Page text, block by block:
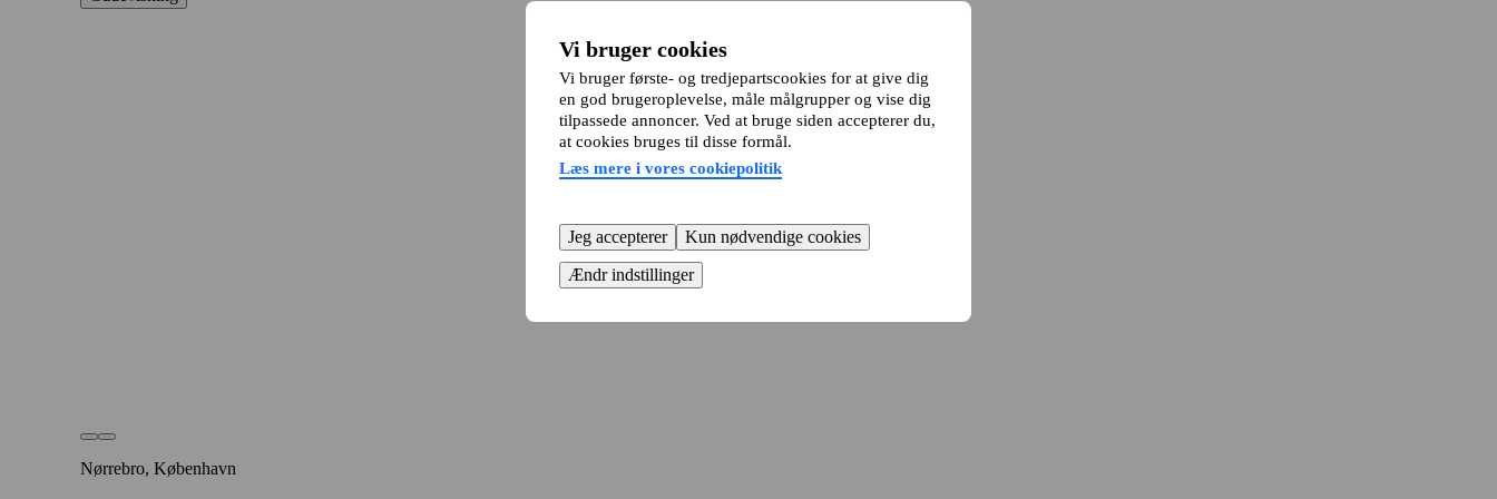
Vi bruger cookies
Vi bruger første- og tredjepartscookies for at give dig
en god brugeroplevelse, måle målgrupper og vise dig
tilpassede annoncer. Ved at bruge siden accepterer du,
at cookies bruges til disse formål.
Læs mere i vores cookiepolitik
Jeg accepterer
Kun nødvendige cookies
Ændr indstillinger
Nørrebro, København